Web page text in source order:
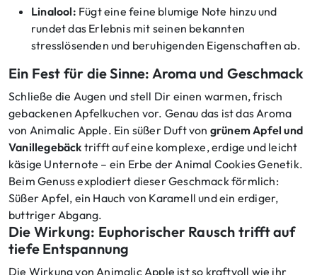
Linalool: Fügt eine feine blumige Note hinzu und
rundet das Erlebnis mit seinen bekannten
stresslösenden und beruhigenden Eigenschaften ab.
Ein Fest für die Sinne: Aroma und Geschmack
Schließe die Augen und stell Dir einen warmen, frisch
gebackenen Apfelkuchen vor. Genau das ist das Aroma
von Animalic Apple. Ein süßer Duft von grünem Apfel und
Vanillegebäcktrifft auf eine komplexe, erdige und leicht
käsige Unternote – ein Erbe der Animal Cookies Genetik.
Beim Genuss explodiert dieser Geschmack förmlich:
Süßer Apfel, ein Hauch von Karamell und ein erdiger,
buttriger Abgang.
Die Wirkung: Euphorischer Rausch trifft auf
tiefe Entspannung
Die Wirkung von Animalic Apple ist so kraftvoll wie ihr